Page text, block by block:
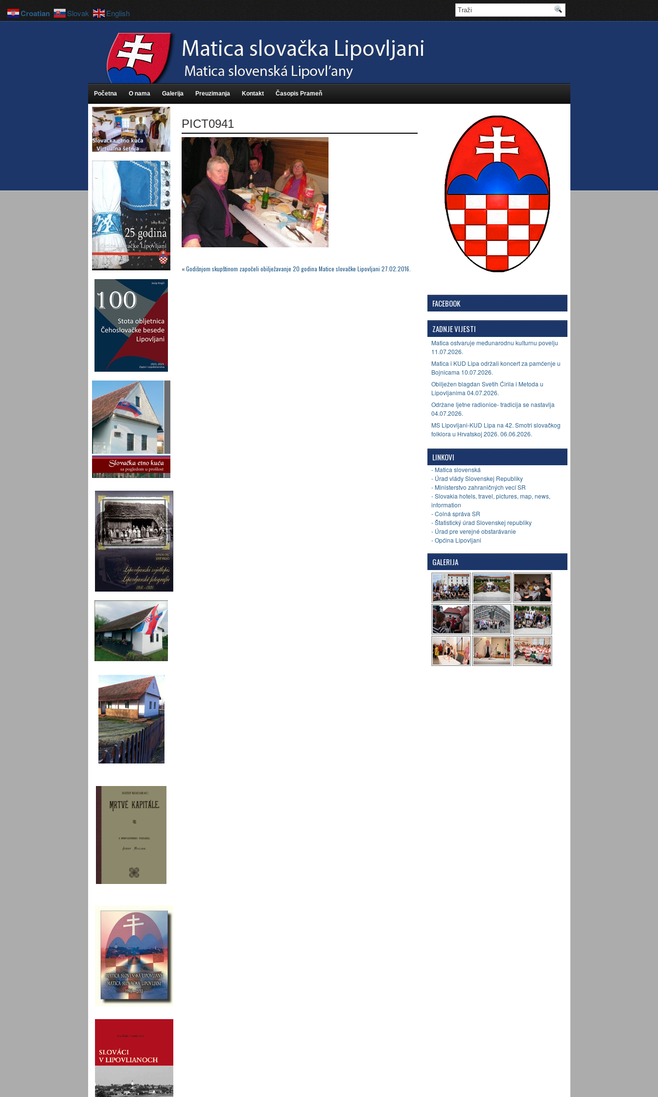
Početna O nama Galerija Preuzimanja Kontakt Časopis Prameň
PICT0941
«Godišnjom skupštinom započeli obilježavanje 20 godina Matice slovačke Lipovljani 27.02.2016.
FACEBOOK
ZADNJE VIJESTI
Matica ostvaruje međunarodnu kulturnu povelju
11.07.2026.
Matica i KUD Lipa održali koncert za pamćenje u
Bojnicama 10.07.2026.
Obilježen blagdan Svetih Ćirila i Metoda u
Lipovljanima 04.07.2026.
Održane ljetne radionice- tradicija se nastavlja
04.07.2026.
MS Lipovljani-KUD Lipa na 42. Smotri slovačkog
folklora u Hrvatskoj 2026. 06.06.2026.
LINKOVI
- Matica slovenská
- Úrad vlády Slovenskej Republiky
- Ministerstvo zahraničných vecí SR
- Slovakia hotels, travel, pictures, map, news,
information
- Colná správa SR
- Štatistický úrad Slovenskej republiky
- Úrad pre verejné obstarávanie
- Općina Lipovljani
GALERIJA
Croatian Slovak English